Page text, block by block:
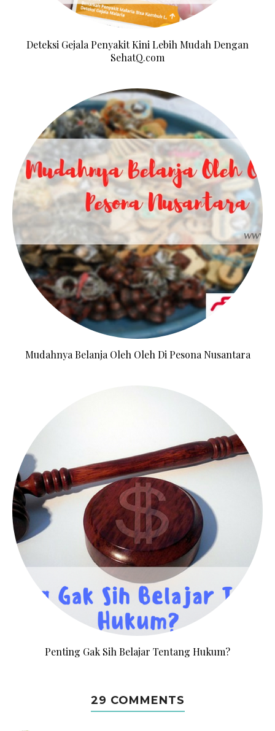
Deteksi Gejala Penyakit Kini Lebih Mudah Dengan
SehatQ.com
Mudahnya Belanja Oleh Oleh Di Pesona Nusantara
Penting Gak Sih Belajar Tentang Hukum?
29 COMMENTS